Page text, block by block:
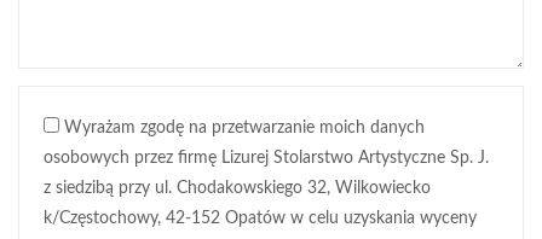
Wyrażam zgodę na przetwarzanie moich danych
osobowych przez firmę Lizurej Stolarstwo Artystyczne Sp. J.
z siedzibą przy ul. Chodakowskiego 32, Wilkowiecko
k/Częstochowy, 42-152 Opatów w celu uzyskania wyceny